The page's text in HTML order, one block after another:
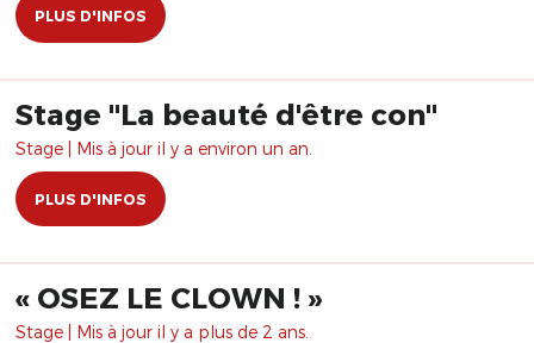
PLUS D'INFOS
Stage "La beauté d'être con"
Stage | Mis à jour il y a environ un an.
PLUS D'INFOS
​« OSEZ LE CLOWN ! »
Stage | Mis à jour il y a plus de 2 ans.